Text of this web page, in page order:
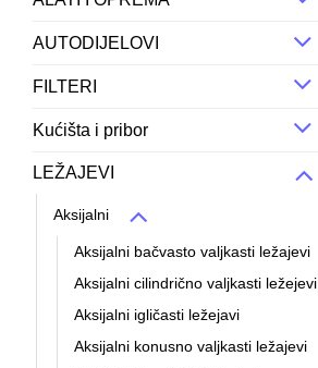
AUTODIJELOVI
FILTERI
Kućišta i pribor
LEŽAJEVI
Aksijalni
Aksijalni bačvasto valjkasti ležajevi
Aksijalni cilindrično valjkasti ležejevi
Aksijalni igličasti ležejavi
Aksijalni konusno valjkasti ležajevi